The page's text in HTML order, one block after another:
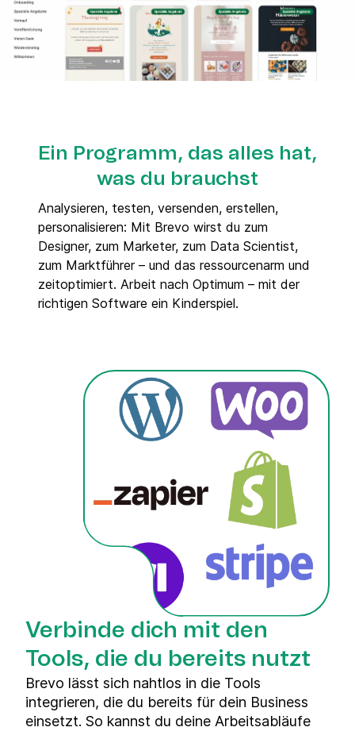
Ein Programm, das alles hat,
was du brauchst
Analysieren, testen, versenden, erstellen,
personalisieren: Mit Brevo wirst du zum
Designer, zum Marketer, zum Data Scientist,
zum Marktführer – und das ressourcenarm und
zeitoptimiert. Arbeit nach Optimum – mit der
richtigen Software ein Kinderspiel.
Verbinde dich mit den
Tools, die du bereits nutzt
Brevo lässt sich nahtlos in die Tools
integrieren, die du bereits für dein Business
einsetzt. So kannst du deine Arbeitsabläufe